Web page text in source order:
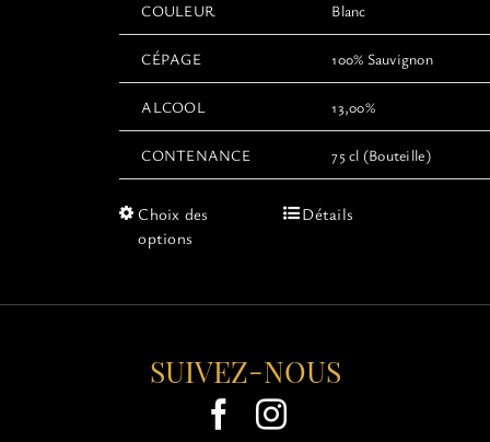
COULEUR Blanc
CÉPAGE 100% Sauvignon
ALCOOL 13,00%
CONTENANCE 75 cl (Bouteille)
Choix des
options
Ce
variations.
options
peuvent
être
choisies
Détails
SUIVEZ-NOUS